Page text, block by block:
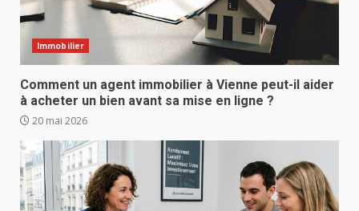
Immobilier
Comment un agent immobilier à Vienne peut-il aider
à acheter un bien avant sa mise en ligne ?
20 mai 2026